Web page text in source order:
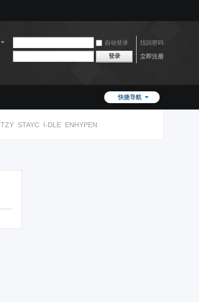
自动登录
找回密码
登录 立即注册
快捷导航
STAYC I-DLE ENHYPEN